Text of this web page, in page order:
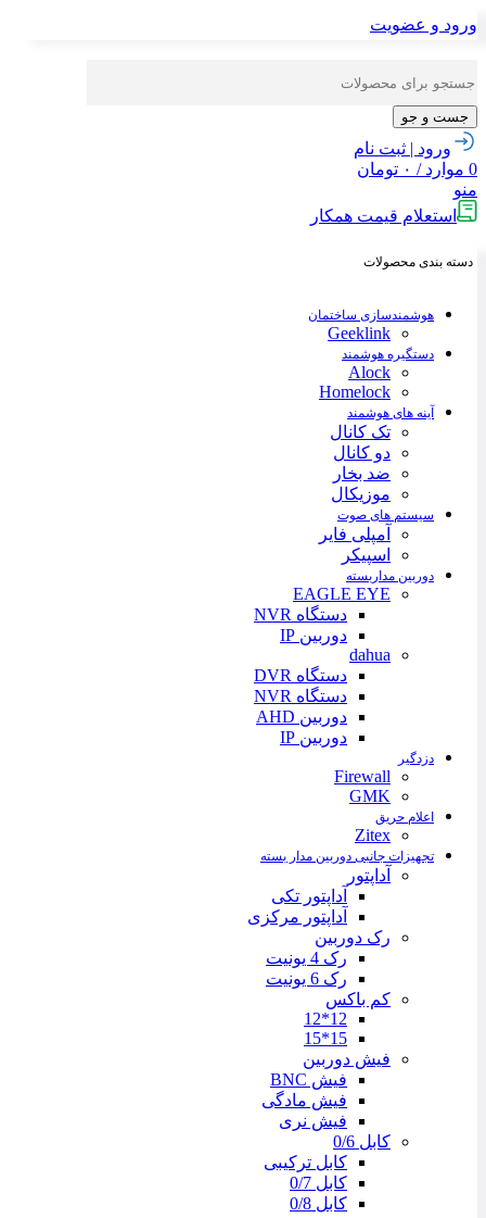
ورود و عضویت
جست و جو
ورود | ثبت نام
0 موارد / ۰ تومان
منو
استعلام قیمت همکار
دسته بندی محصولات
هوشمندسازی ساختمان
Geeklink
دستگیره هوشمند
Alock
Homelock
آینه های هوشمند
تک کانال
دو کانال
ضد بخار
موزیکال
سیستم های صوت
آمپلی فایر
اسپیکر
دوربین مداربسته
EAGLE EYE
دستگاه NVR
دوربین IP
dahua
دستگاه DVR
دستگاه NVR
دوربین AHD
دوربین IP
دزدگیر
Firewall
GMK
اعلام حریق
Zitex
تجهیزات جانبی دوربین مدار بسته
آداپتور
آداپتور تکی
آداپتور مرکزی
رک دوربین
رک 4 یونیت
رک 6 یونیت
کم باکس
12*12
15*15
فیش دوربین
فیش BNC
فیش مادگی
فیش نری
کابل 0/6
کابل ترکیبی
کابل 0/7
کابل 0/8